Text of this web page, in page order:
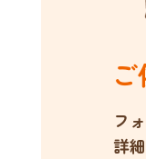
フ
詳